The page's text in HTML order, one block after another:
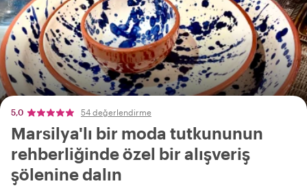
5,0 54 değerlendirme
Marsilya'lı bir moda tutkununun
rehberliğinde özel bir alışveriş
şölenine dalın